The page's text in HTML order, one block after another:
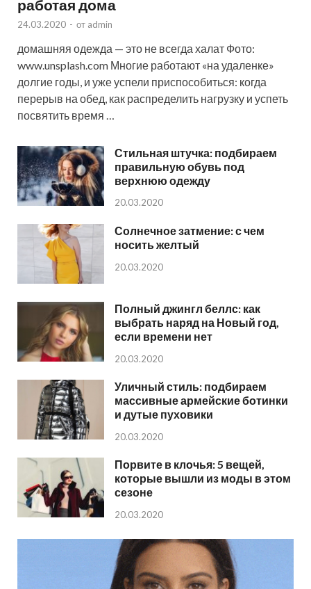
работая дома
24.03.2020 - от admin
домашняя одежда — это не всегда халат Фото:
www.unsplash.com Многие работают «на удаленке»
долгие годы, и уже успели приспособиться: когда
перерыв на обед, как распределить нагрузку и успеть
посвятить время …
Стильная штучка: подбираем
правильную обувь под
верхнюю одежду
20.03.2020
Солнечное затмение: с чем
носить желтый
20.03.2020
Полный джингл беллс: как
выбрать наряд на Новый год,
если времени нет
20.03.2020
Уличный стиль: подбираем
массивные армейские ботинки
и дутые пуховики
20.03.2020
Порвите в клочья: 5 вещей,
которые вышли из моды в этом
сезоне
20.03.2020